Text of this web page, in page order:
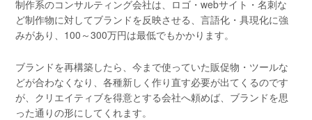
制作系のコンサルティング会社は、ロゴ・webサイト・名刺な
ど制作物に対してブランドを反映させる、言語化・具現化に強
みがあり、100～300万円は最低でもかかります。
ブランドを再構築したら、今まで使っていた販促物・ツールな
どが合わなくなり、各種新しく作り直す必要が出てくるのです
が、クリエイティブを得意とする会社へ頼めば、ブランドを思
った通りの形にしてくれます。